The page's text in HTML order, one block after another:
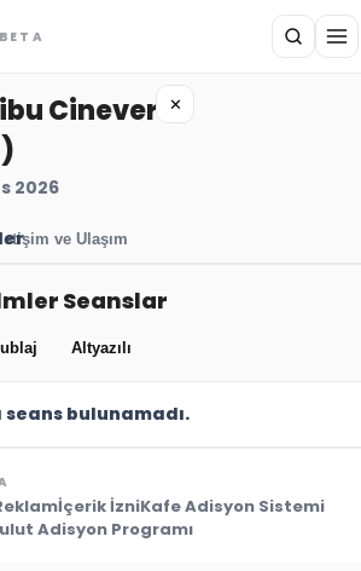
BETA
✕
Cineverse
2026
ve Ulaşım
Seanslar
Altyazılı
seans bulunamadı.
İçerik İzniKafe Adisyon Sistemi
Adisyon Programı